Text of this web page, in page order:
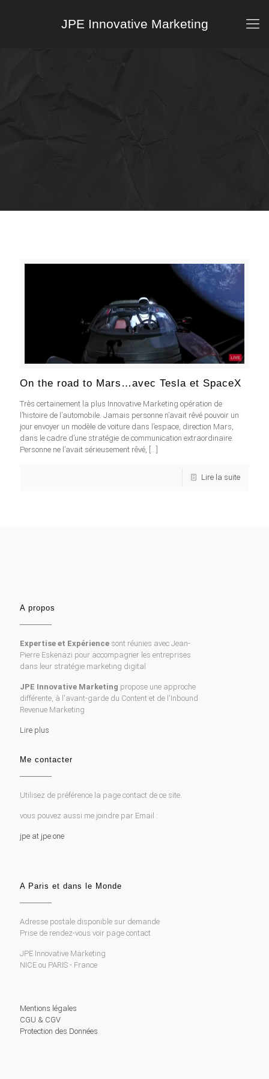
JPE Innovative Marketing
On the road to Mars…avec Tesla et SpaceX
Très certainement la plus Innovative Marketing opération de
l’histoire de l’automobile. Jamais personne n’avait rêvé pouvoir un
jour envoyer un modèle de voiture dans l’espace, direction Mars,
dans le cadre d’une stratégie de communication extraordinaire.
Personne ne l’avait sérieusement rêvé, […]
Lire la suite
A propos
Expertise et Expérience sont réunies avec Jean-
Pierre Eskenazi pour accompagner les entreprises
dans leur stratégie marketing digital
JPE Innovative Marketing propose une approche
différente, à l'avant-garde du Content et de l'Inbound
Revenue Marketing
Lire plus
Me contacter
Utilisez de préférence la page contact de ce site.
vous pouvez aussi me joindre par Email :
jpe at jpe.one
A Paris et dans le Monde
Adresse postale disponible sur demande
Prise de rendez-vous voir page contact
JPE Innovative Marketing
NICE ou PARIS - France
Mentions légales
CGU & CGV
Protection des Données